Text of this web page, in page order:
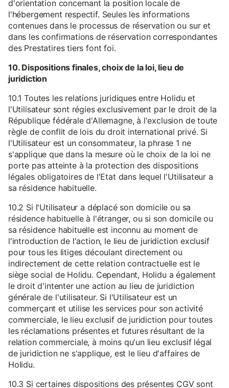
d'orientation concernant la position locale de
l'hébergement respectif. Seules les informations
contenues dans le processus de réservation ou sur et
dans les confirmations de réservation correspondantes
des Prestatires tiers font foi.
10. Dispositions finales, choix de la loi, lieu de
juridiction
10.1 Toutes les relations juridiques entre Holidu et
l'Utilisateur sont régies exclusivement par le droit de la
République fédérale d'Allemagne, à l'exclusion de toute
règle de conflit de lois du droit international privé. Si
l'Utilisateur est un consommateur, la phrase 1 ne
s'applique que dans la mesure où le choix de la loi ne
porte pas atteinte à la protection des dispositions
légales obligatoires de l'Etat dans lequel l'Utilisateur a
sa résidence habituelle.
10.2 Si l'Utilisateur a déplacé son domicile ou sa
résidence habituelle à l'étranger, ou si son domicile ou
sa résidence habituelle est inconnu au moment de
l'introduction de l'action, le lieu de juridiction exclusif
pour tous les litiges découlant directement ou
indirectement de cette relation contractuelle est le
siège social de Holidu. Cependant, Holidu a également
le droit d'intenter une action au lieu de juridiction
générale de l'utilisateur. Si l'Utilisateur est un
commerçant et utilise les services pour son activité
commerciale, le lieu exclusif de juridiction pour toutes
les réclamations présentes et futures résultant de la
relation commerciale, à moins qu'un lieu exclusif légal
de juridiction ne s'applique, est le lieu d'affaires de
Holidu.
10.3 Si certaines dispositions des présentes CGV sont